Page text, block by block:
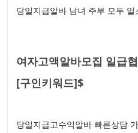
당일지급알바 남녀 주부 모두
여자고액알바모집 일급
[구인키워드]$
당일지급고수익알바 빠른상담